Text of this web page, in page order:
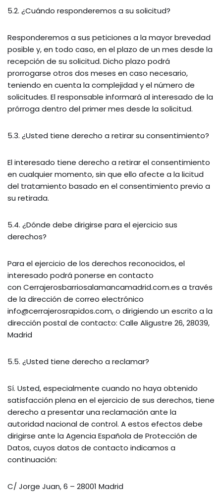
5.2. ¿Cuándo responderemos a su solicitud?
Responderemos a sus peticiones a la mayor brevedad
posible y, en todo caso, en el plazo de un mes desde la
recepción de su solicitud. Dicho plazo podrá
prorrogarse otros dos meses en caso necesario,
teniendo en cuenta la complejidad y el número de
solicitudes. El responsable informará al interesado de la
prórroga dentro del primer mes desde la solicitud.
5.3. ¿Usted tiene derecho a retirar su consentimiento?
El interesado tiene derecho a retirar el consentimiento
en cualquier momento, sin que ello afecte a la licitud
del tratamiento basado en el consentimiento previo a
su retirada.
5.4. ¿Dónde debe dirigirse para el ejercicio sus
derechos?
Para el ejercicio de los derechos reconocidos, el
interesado podrá ponerse en contacto
con Cerrajerosbarriosalamancamadrid.com.es a través
de la dirección de correo electrónico
info@cerrajerosrapidos.com, o dirigiendo un escrito a la
dirección postal de contacto: Calle Aligustre 26, 28039,
Madrid
5.5. ¿Usted tiene derecho a reclamar?
Sí. Usted, especialmente cuando no haya obtenido
satisfacción plena en el ejercicio de sus derechos, tiene
derecho a presentar una reclamación ante la
autoridad nacional de control. A estos efectos debe
dirigirse ante la Agencia Española de Protección de
Datos, cuyos datos de contacto indicamos a
continuación:
C/ Jorge Juan, 6 – 28001 Madrid